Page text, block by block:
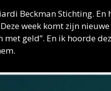
Beckman Stichting. En
week komt zijn
geld”. En ik hoorde